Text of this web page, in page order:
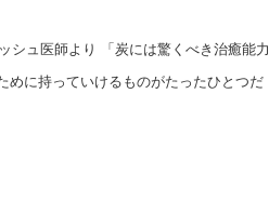
シュ医師より 「炭には驚くべき治癒能力
めに持っていけるものがたったひとつだ